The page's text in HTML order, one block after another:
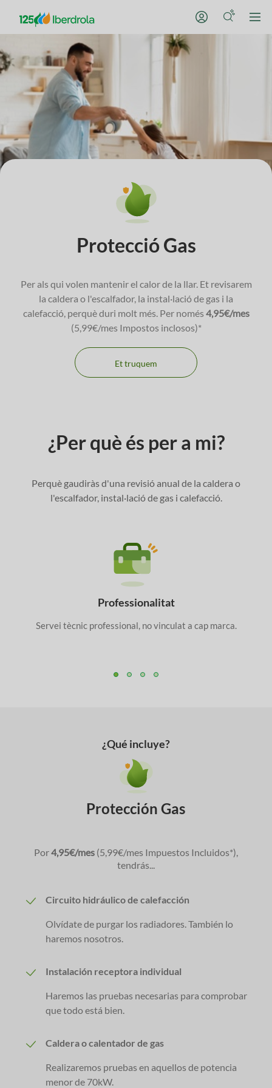
Protecció Gas
Per als qui volen mantenir el calor de la llar. Et revisarem
la caldera o l'escalfador, la instal·lació de gas i la
calefacció, perquè duri molt més. Per només 4,95€/mes
(5,99€/mes Impostos inclosos)*
Et truquem
¿Per què és per a mi?
Perquè gaudiràs d'una revisió anual de la caldera o
l'escalfador, instal·lació de gas i calefacció.
Professionalitat
Servei tècnic professional, no vinculat a cap marca.
¿Qué incluye?
Protección Gas
Por4,95€/mes (5,99€/mes Impuestos Incluidos*),
tendrás...
Circuito hidráulico de calefacción
Olvídate de purgar los radiadores. También lo
haremos nosotros.
Instalación receptora individual
Haremos las pruebas necesarias para comprobar
que todo está bien.
Caldera o calentador de gas
Realizaremos pruebas en aquellos de potencia
menor de 70kW.